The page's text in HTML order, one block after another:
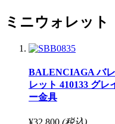
ミニウォレット
BALENCIAGA バ
レット 410133 グ
ー金具